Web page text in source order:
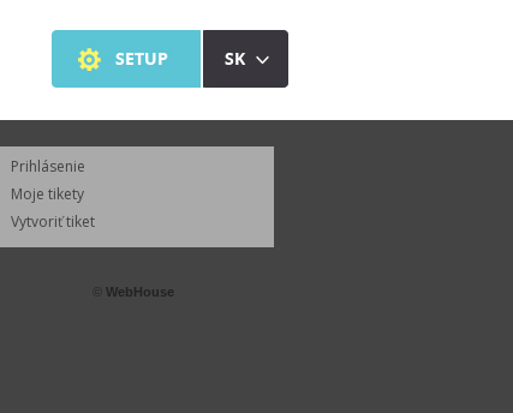
Prihlásenie
Moje tikety
Vytvoriť tiket
© WebHouse